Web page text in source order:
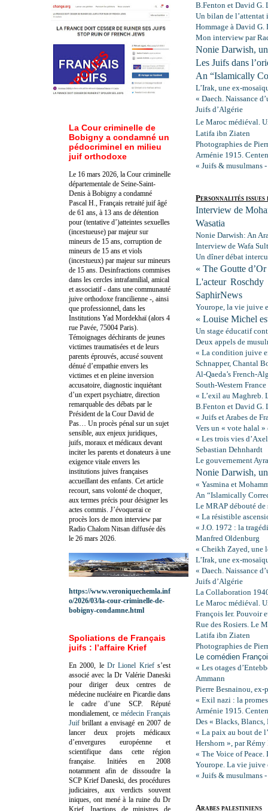
B.Fenton et David G.
Un bilan de l’attentat
Hommage à David
Mon interview par
Nonie Darwish,
Les Juifs dans
An “Islamically
L’Irak, une ex-
« Daech. Naissance
Juifs d’Algérie
Le Maroc médiéval.
Latifa ibn Ziaten
Photographies de
Arménie 1915.
« Juifs & musulmans
Personnalités issues
Interview de
Wasatia
Nonie Darwish: An
Interview de Wafa
Un dîner débat
« The Goutte
L'acteur
SaphirNews
Yourope, la vie juive
« Louise Michel
Un stage éducatif
Deux appels de
« La condition juive
Schnapper, Chantal
Al-Qaeda’s French-
South-Western France
« L’exil au Maghreb.
B.Fenton et David G.
« Juifs et Arabes de
Vers un « vote halal »
« Les trois vies
Sebastian Dehnhardt
Le gouvernement
Nonie Darwish,
« Yasmina et
An “Islamically
Le MRAP débouté
« La résistible
« J.O. 1972 : la
Manfred Oldenburg
« Cheikh Zayed, une
L’Irak, une ex-
« Daech. Naissance
Juifs d’Algérie
La Collaboration
Le Maroc médiéval.
François Ier. Pouvoir
Rue des Rosiers. Le
Latifa ibn Ziaten
Photographies de
Le comédien
« Les otages
Ammann
Pierre Besnainou, ex-
« Exil nazi : la
Arménie 1915.
Des « Blacks, Blancs,
« La paix au bout de
Hershorn », par
« The Voice of
Yourope. La vie juive
« Juifs & musulmans
Arabes palestiniens
La Cour criminelle de
Bobigny a condamné un
pédocriminel en milieu
juif orthodoxe
Le 16 mars 2026, la Cour criminelle
départementale de Seine-Saint-
Denis à Bobigny a condamné
Pascal H., Français retraité juif âgé
de 61 ans, à 13 ans de détention
pour (tentative d’)atteintes sexuelles
(incestueuse) par majeur sur
mineurs de 15 ans, corruption de
mineurs de 15 ans et viols
(incestueux) par majeur sur mineurs
de 15 ans. Desinfractions commises
dans les cercles intrafamilial, amical
et associatif - dans une communauté
juive orthodoxe francilienne -, ainsi
que professionnel, dans les
Institutions Yad Mordekhaï (alors 4
rue Pavée, 75004 Paris).
Témoignages déchirants de jeunes
victimes traumatisées et de leurs
parents éprouvés, accusé souvent
dénué d’empathie envers les
victimes et en pleine inversion
accusatoire, diagnostic inquiétant
d’un expert psychiatre, direction
remarquable des débats par le
Président de la Cour David de
Pas… Un procès pénal sur un sujet
sensible, aux enjeux juridiques,
juifs, moraux et médicaux devant
inciter les parents et donateurs à une
exigence vitale envers les
institutions juives françaises
accueillant des enfants. Cet article
recourt, sans volonté de choquer,
aux termes précis pour désigner les
actes commis. J’évoquerai ce
procès lors de mon interview par
Radio Chalom Nitsan diffusée dès
le 26 mars 2026.
https://www.veroniquechemla.inf
o/2026/03/la-cour-criminelle-de-
bobigny-condamne.html
Spoliations de Français
juifs : l’affaire Krief
En 2000, le Dr Lionel Kriefs’est
associé avec la Dr Valérie Daneski
pour diriger deux centres de
médecine nucléaire en Picardie dans
le cadre d’une SCP. Réputé
mondialement, ce médecin Français
Juif brillant a envisagé en 2007 de
lancer deux projets médicaux
d’envergures européenne et
scientifique dans cette région
française. Initiées en 2008
notamment afin de dissoudre la
SCP Krief Daneski, des procédures
judiciaires, aux verdicts souvent
iniques, ont mené à la ruine du Dr
Krief.Inactions de ministres de